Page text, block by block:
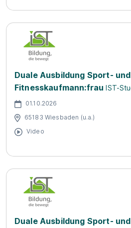
Duale Ausbildung Sport- und
Fitnesskaufmann:frau IST-
01.10.2026
65183 Wiesbaden (u.a.)
Video
Duale Ausbildung Sport- und